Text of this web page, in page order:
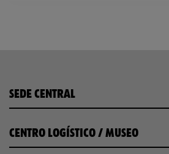
SEDE CENTRAL
CENTRO LOGÍSTICO / MUSEO